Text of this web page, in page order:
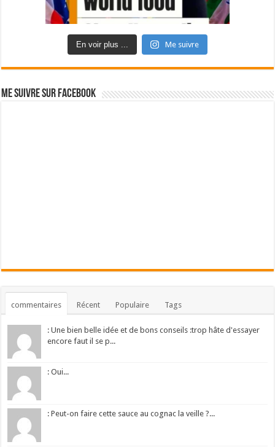
En voir plus ... Me suivre
Me suivre sur Facebook
commentaires Récent Populaire Tags
: Une bien belle idée et de bons conseils :trop hâte d'essayer
encore faut il se p...
: Oui...
: Peut-on faire cette sauce au cognac la veille ?...